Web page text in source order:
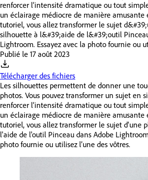
renforcer l’intensité dramatique ou tout
un éclairage médiocre de manière amusante
tutoriel, vous allez transformer le sujet
silhouette à l&#39;aide de l&#39;outil
Lightroom. Essayez avec la photo fournie ou
Publié le 17 août 2023
Télécharger des fichiers
Les silhouettes permettent de donner une
photos. Vous pouvez transformer un sujet en
renforcer l’intensité dramatique ou tout
un éclairage médiocre de manière amusante
tutoriel, vous allez transformer le sujet d'une
l'aide de l'outil Pinceau dans Adobe
photo fournie ou utilisez l’une des vôtres.